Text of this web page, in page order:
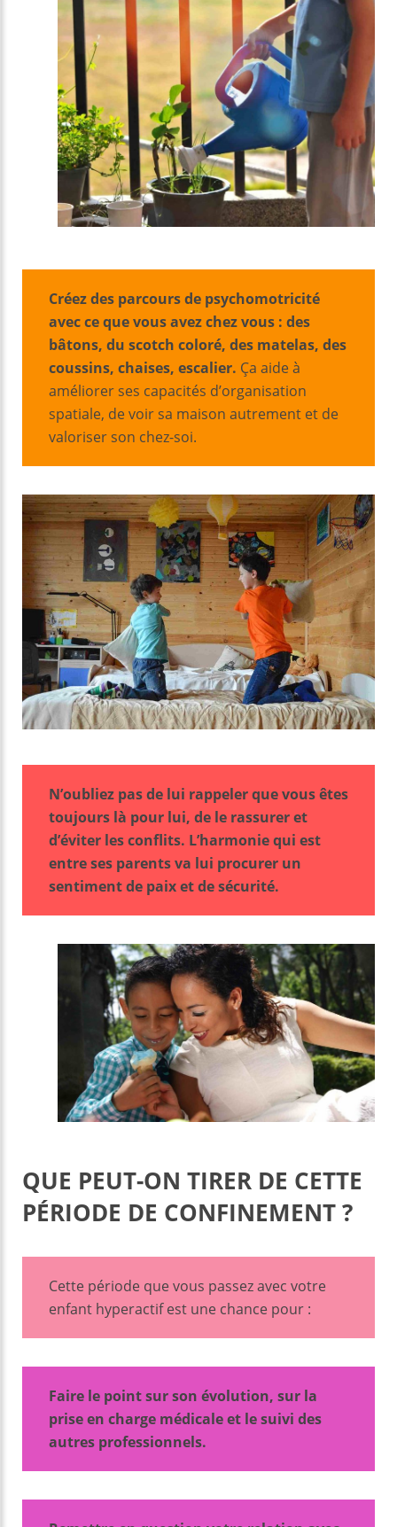
Créez des parcours de psychomotricité
avec ce que vous avez chez vous : des
bâtons, du scotch coloré, des matelas, des
coussins, chaises, escalier. Ça aide à
améliorer ses capacités d’organisation
spatiale, de voir sa maison autrement et de
valoriser son chez-soi.
N’oubliez pas de lui rappeler que vous êtes
toujours là pour lui, de le rassurer et
d’éviter les conflits. L’harmonie qui est
entre ses parents va lui procurer un
sentiment de paix et de sécurité.
QUE PEUT-ON TIRER DE CETTE
PÉRIODE DE CONFINEMENT ?
Cette période que vous passez avec votre
enfant hyperactif est une chance pour :
Faire le point sur son évolution, sur la
prise en charge médicale et le suivi des
autres professionnels.